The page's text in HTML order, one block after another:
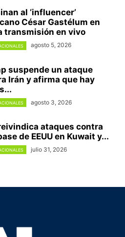
al ‘influencer’
César Gastélum en
transmisión en vivo
agosto 5, 2026
suspende un ataque
Irán y afirma que hay
agosto 3, 2026
ataques contra
de EEUU en Kuwait y...
julio 31, 2026